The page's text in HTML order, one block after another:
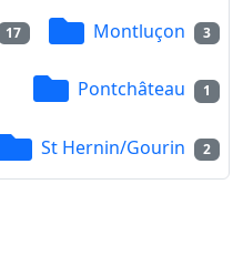
17 Montluçon 3
Pontchâteau 1
St Hernin/Gourin 2